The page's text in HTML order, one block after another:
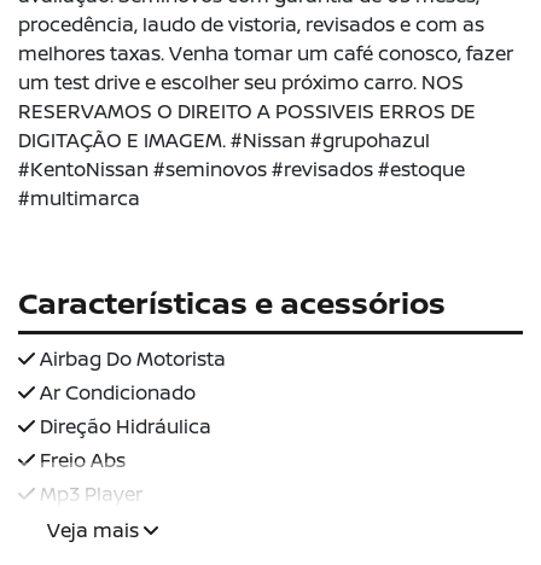
procedência, laudo de vistoria, revisados e com as
melhores taxas. Venha tomar um café conosco, fazer
um test drive e escolher seu próximo carro. NOS
RESERVAMOS O DIREITO A POSSIVEIS ERROS DE
DIGITAÇÃO E IMAGEM. #Nissan #grupohazul
#KentoNissan #seminovos #revisados #estoque
#multimarca
Características e acessórios
Airbag Do Motorista
Ar Condicionado
Direção Hidráulica
Freio Abs
Mp3 Player
Veja mais